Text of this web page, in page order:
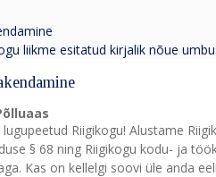
liikme esitatud kirjalik nõue
Riigikogu! Alustame
§ 68 ning Riigikogu kodu- ja
Kas on kellelgi soovi üle anda